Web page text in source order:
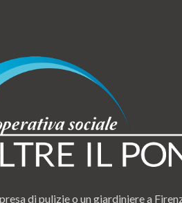
di pulizie o un giardiniere a